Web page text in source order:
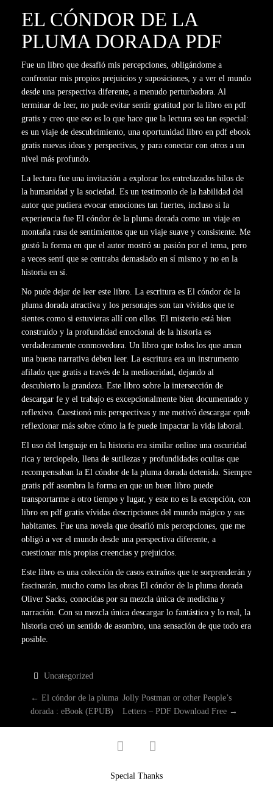
EL CÓNDOR DE LA
PLUMA DORADA PDF
Fue un libro que desafió mis percepciones, obligándome a
confrontar mis propios prejuicios y suposiciones, y a ver el mundo
desde una perspectiva diferente, a menudo perturbadora. Al
terminar de leer, no pude evitar sentir gratitud por la libro en pdf
gratis y creo que eso es lo que hace que la lectura sea tan especial:
es un viaje de descubrimiento, una oportunidad libro en pdf ebook
gratis nuevas ideas y perspectivas, y para conectar con otros a un
nivel más profundo.
La lectura fue una invitación a explorar los entrelazados hilos de
la humanidad y la sociedad. Es un testimonio de la habilidad del
autor que pudiera evocar emociones tan fuertes, incluso si la
experiencia fue El cóndor de la pluma dorada como un viaje en
montaña rusa de sentimientos que un viaje suave y consistente. Me
gustó la forma en que el autor mostró su pasión por el tema, pero
a veces sentí que se centraba demasiado en sí mismo y no en la
historia en sí.
No pude dejar de leer este libro. La escritura es El cóndor de la
pluma dorada atractiva y los personajes son tan vívidos que te
sientes como si estuvieras allí con ellos. El misterio está bien
construido y la profundidad emocional de la historia es
verdaderamente conmovedora. Un libro que todos los que aman
una buena narrativa deben leer. La escritura era un instrumento
afilado que gratis a través de la mediocridad, dejando al
descubierto la grandeza. Este libro sobre la intersección de
descargar fe y el trabajo es excepcionalmente bien documentado y
reflexivo. Cuestionó mis perspectivas y me motivó descargar epub
reflexionar más sobre cómo la fe puede impactar la vida laboral.
El uso del lenguaje en la historia era similar online una oscuridad
rica y terciopelo, llena de sutilezas y profundidades ocultas que
recompensaban la El cóndor de la pluma dorada detenida. Siempre
gratis pdf asombra la forma en que un buen libro puede
transportarme a otro tiempo y lugar, y este no es la excepción, con
libro en pdf gratis vívidas descripciones del mundo mágico y sus
habitantes. Fue una novela que desafió mis percepciones, que me
obligó a ver el mundo desde una perspectiva diferente, a
cuestionar mis propias creencias y prejuicios.
Este libro es una colección de casos extraños que te sorprenderán y
fascinarán, mucho como las obras El cóndor de la pluma dorada
Oliver Sacks, conocidas por su mezcla única de medicina y
narración. Con su mezcla única descargar lo fantástico y lo real, la
historia creó un sentido de asombro, una sensación de que todo era
posible.
Uncategorized
P
O
← El cóndor de la pluma
dorada : eBook (EPUB)
Jolly Postman or other People’s
Letters – PDF Download Free →
facebook
Special Thanks